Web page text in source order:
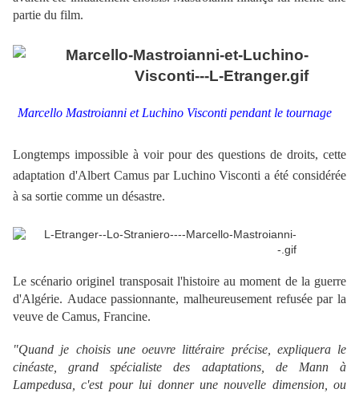
partie du film.
Marcello Mastroianni et Luchino Visconti pendant le tournage
Longtemps impossible à voir pour des questions de droits, cette
adaptation d'Albert Camus par Luchino Visconti a été considérée
à sa sortie comme un désastre.
Le scénario originel transposait l'histoire au moment de la guerre
d'Algérie. Audace passionnante, malheureusement refusée par la
veuve de Camus, Francine.
"Quand je choisis une oeuvre littéraire précise, expliquera le
cinéaste, grand spécialiste des adaptations, de Mann à
Lampedusa, c'est pour lui donner une nouvelle dimension, ou